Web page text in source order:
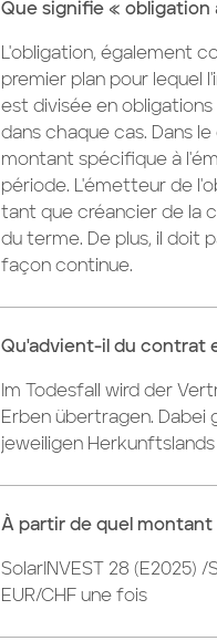
Que signifie « obligation
L'obligation, également
premier plan pour lequel
est divisée en
dans chaque cas. Dans
montant spécifique à
période. L'émetteur de
tant que créancier de la
du terme. De plus, il doit
façon continue.
Qu'advient-il du contrat
Im Todesfall wird der
Erben übertragen.
jeweiligen
À partir de quel
SolarINVEST 28 (E2025)
EUR/CHF une fois